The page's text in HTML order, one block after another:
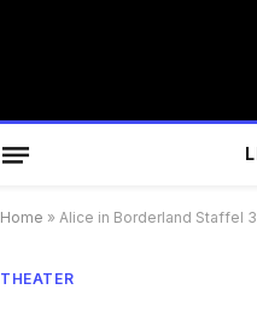
Home » Alice in Borderland Staffel
THEATER